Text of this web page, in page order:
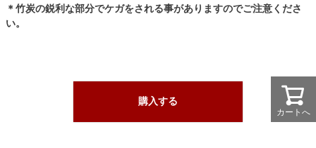
＊竹炭の鋭利な部分でケガをされる事がありますのでご注意くださ
い。
購入する
カートへ